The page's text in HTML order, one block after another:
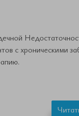
с хроническими